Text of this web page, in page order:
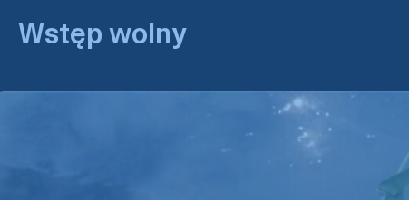
Wstęp wolny